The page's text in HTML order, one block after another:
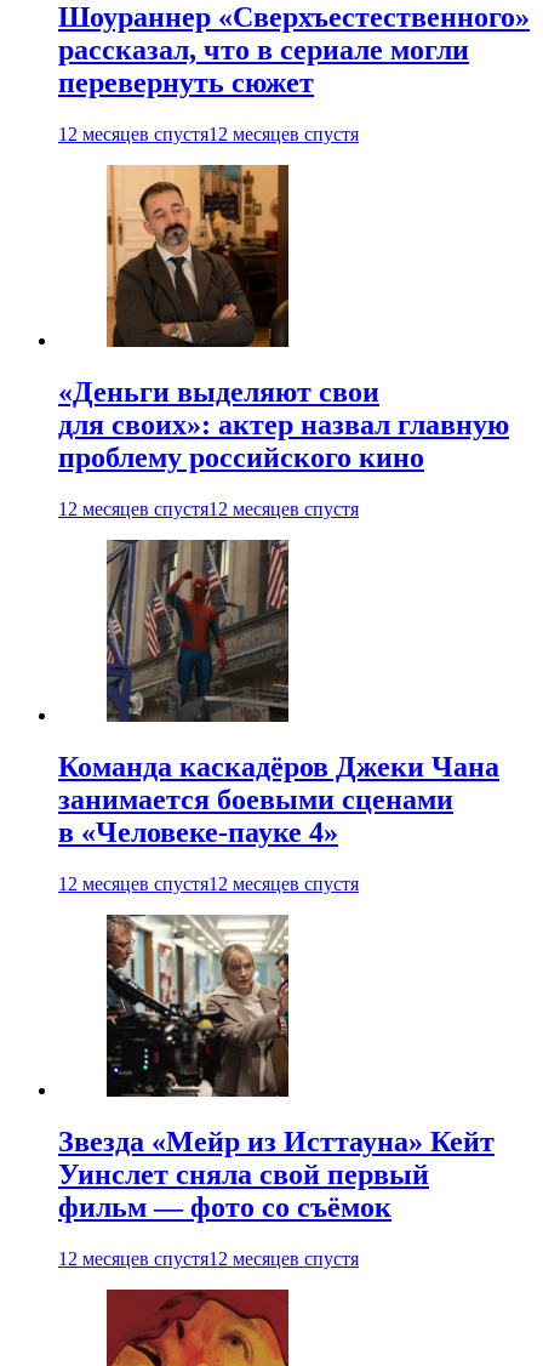
Шоураннер «Сверхъестественного»
рассказал, что в сериале могли
перевернуть сюжет
12 месяцев спустя12 месяцев спустя
«Деньги выделяют свои
для своих»: актер назвал главную
проблему российского кино
12 месяцев спустя12 месяцев спустя
Команда каскадёров Джеки Чана
занимается боевыми сценами
в «Человеке-пауке 4»
12 месяцев спустя12 месяцев спустя
Звезда «Мейр из Исттауна» Кейт
Уинслет сняла свой первый
фильм — фото со съёмок
12 месяцев спустя12 месяцев спустя